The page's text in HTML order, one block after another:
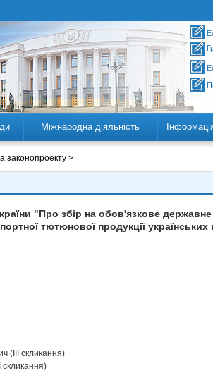
Міжнародна діяльність
законопроекту >
"Про збір на обов'язкове
тютюнової продукції українських
(III скликання)